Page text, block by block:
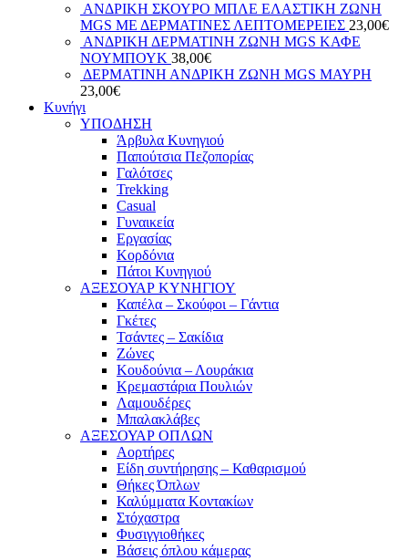
ΑΝΔΡΙΚΗ ΣΚΟΥΡΟ ΜΠΛΕ ΕΛΑΣΤΙΚΗ ΖΩΝΗ
MGS ΜΕ ΔΕΡΜΑΤΙΝΕΣ ΛΕΠΤΟΜΕΡΕΙΕΣ 23,00€
ΑΝΔΡΙΚΗ ΔΕΡΜΑΤΙΝΗ ΖΩΝΗ MGS ΚΑΦΕ
ΝΟΥΜΠΟΥΚ 38,00€
ΔΕΡΜΑΤΙΝΗ ΑΝΔΡΙΚΗ ΖΩΝΗ MGS ΜΑΥΡΗ
23,00€
Κυνήγι
ΥΠΟΔΗΣΗ
Άρβυλα Κυνηγιού
Παπούτσια Πεζοπορίας
Γαλότσες
Trekking
Casual
Γυναικεία
Εργασίας
Κορδόνια
Πάτοι Κυνηγιού
ΑΞΕΣΟΥΑΡ ΚΥΝΗΓΙΟΥ
Καπέλα – Σκούφοι – Γάντια
Γκέτες
Τσάντες – Σακίδια
Ζώνες
Κουδούνια – Λουράκια
Κρεμαστάρια Πουλιών
Λαμουδέρες
Μπαλακλάβες
ΑΞΕΣΟΥΑΡ ΟΠΛΩΝ
Αορτήρες
Είδη συντήρησης – Καθαρισμού
Θήκες Όπλων
Καλύμματα Κοντακίων
Στόχαστρα
Φυσιγγιοθήκες
Βάσεις όπλου κάμερας